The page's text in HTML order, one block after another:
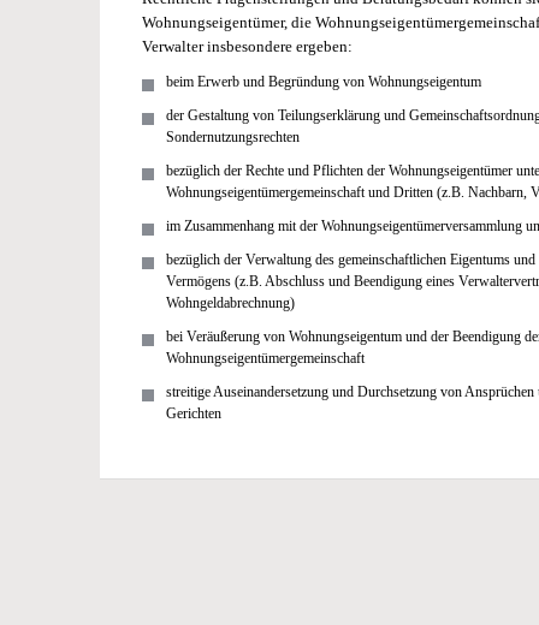
Wohnungseigentümer, die
Verwalter insbesondere ergeben:
beim Erwerb und Begründung von Wohnungseigentum
der Gestaltung von Teilungserklärung und
Sondernutzungsrechten
bezüglich der Rechte und Pflichten der Wohnungseigentümer
Wohnungseigentümergemeinschaft und Dritten (z.B. Nachbarn,
im Zusammenhang mit der Wohnungseigentümerversammlung
bezüglich der Verwaltung des gemeinschaftlichen Eigentums
Vermögens (z.B. Abschluss und Beendigung eines
Wohngeldabrechnung)
bei Veräußerung von Wohnungseigentum und der Beendigung
Wohnungseigentümergemeinschaft
streitige Auseinandersetzung und Durchsetzung von Ansprüchen
Gerichten